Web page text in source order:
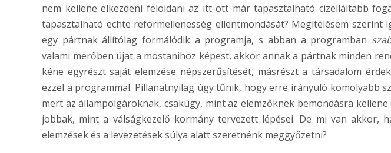
nem kellene elkezdeni feloldani az itt-ott már tapasztalható cizelláltabb
tapasztalható echte reformellenesség ellentmondását? Megítélésem szerint
egy pártnak állítólag formálódik a programja, s abban a programban
valami merőben újat a mostanihoz képest, akkor annak a pártnak minden
kéne egyrészt saját elemzése népszerűsítését, másrészt a társadalom
ezzel a programmal. Pillanatnyilag úgy tűnik, hogy erre irányuló komolyabb
mert az állampolgároknak, csakúgy, mint az elemzőknek bemondásra
jobbak, mint a válságkezelő kormány tervezett lépései. De mi van akkor,
elemzések és a levezetések súlya alatt szeretnénk meggyőzetni?